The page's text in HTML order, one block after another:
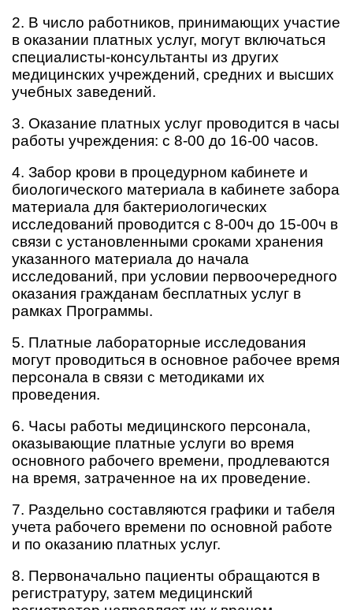
2. В число работников, принимающих участие
в оказании платных услуг, могут включаться
специалисты-консультанты из других
медицинских учреждений, средних и высших
учебных заведений.
3. Оказание платных услуг проводится в часы
работы учреждения: с 8-00 до 16-00 часов.
4. Забор крови в процедурном кабинете и
биологического материала в кабинете забора
материала для бактериологических
исследований проводится с 8-00ч до 15-00ч в
связи с установленными сроками хранения
указанного материала до начала
исследований, при условии первоочередного
оказания гражданам бесплатных услуг в
рамках Программы.
5. Платные лабораторные исследования
могут проводиться в основное рабочее время
персонала в связи с методиками их
проведения.
6. Часы работы медицинского персонала,
оказывающие платные услуги во время
основного рабочего времени, продлеваются
на время, затраченное на их проведение.
7. Раздельно составляются графики и табеля
учета рабочего времени по основной работе
и по оказанию платных услуг.
8. Первоначально пациенты обращаются в
регистратуру, затем медицинский